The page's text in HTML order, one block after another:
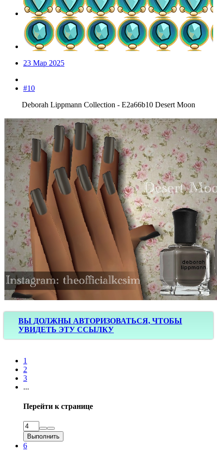
23 Мар 2025
#10
Deborah Lippmann Collection - E2a66b10 Desert Moon
ВЫ ДОЛЖНЫ АВТОРИЗОВАТЬСЯ, ЧТОБЫ
УВИДЕТЬ ЭТУ ССЫЛКУ
1
2
3
...
Перейти к странице
Выполнить
6